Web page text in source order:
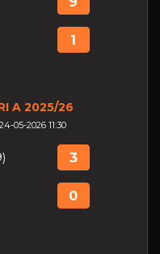
1
A 2025/26
24-05-2026 11:30
3
0